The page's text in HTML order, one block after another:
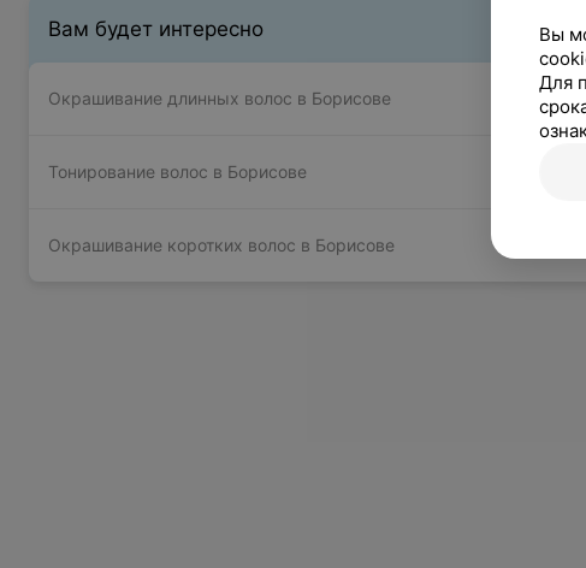
Вам будет интересно
Окрашивание длинных волос в Борисове
Тонирование волос в Борисове
Окрашивание коротких волос в Борисове
Вы
Для